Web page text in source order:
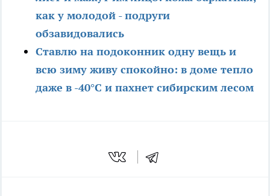
как у молодой - подруги
обзавидовались
Ставлю на подоконник одну вещь и
всю зиму живу спокойно: в доме тепло
даже в -40°C и пахнет сибирским лесом